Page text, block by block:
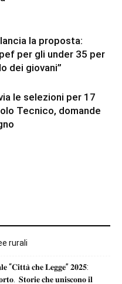
la proposta:
per gli under 35 per
dei giovani”
le selezioni per 17
Tecnico, domande
rurali
“𝐂𝐢𝐭𝐭𝐚̀ 𝐜𝐡𝐞 𝐋𝐞𝐠𝐠𝐞” 𝟐𝟎𝟐𝟓:
𝐒𝐭𝐨𝐫𝐢𝐞 𝐜𝐡𝐞 𝐮𝐧𝐢𝐬𝐜𝐨𝐧𝐨 𝐢𝐥